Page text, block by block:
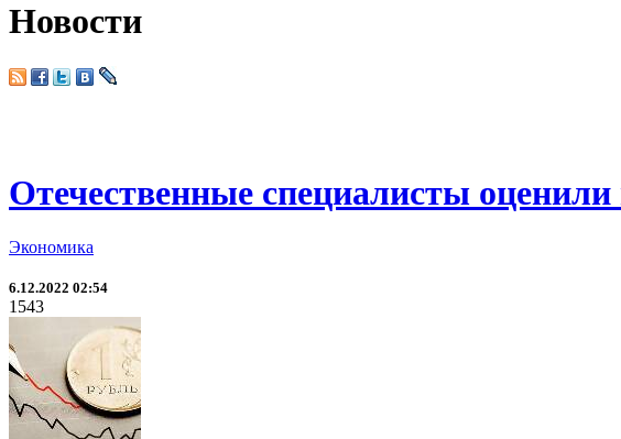
Новости
Отечественные специалисты
Экономика
6.12.2022 02:54
1543